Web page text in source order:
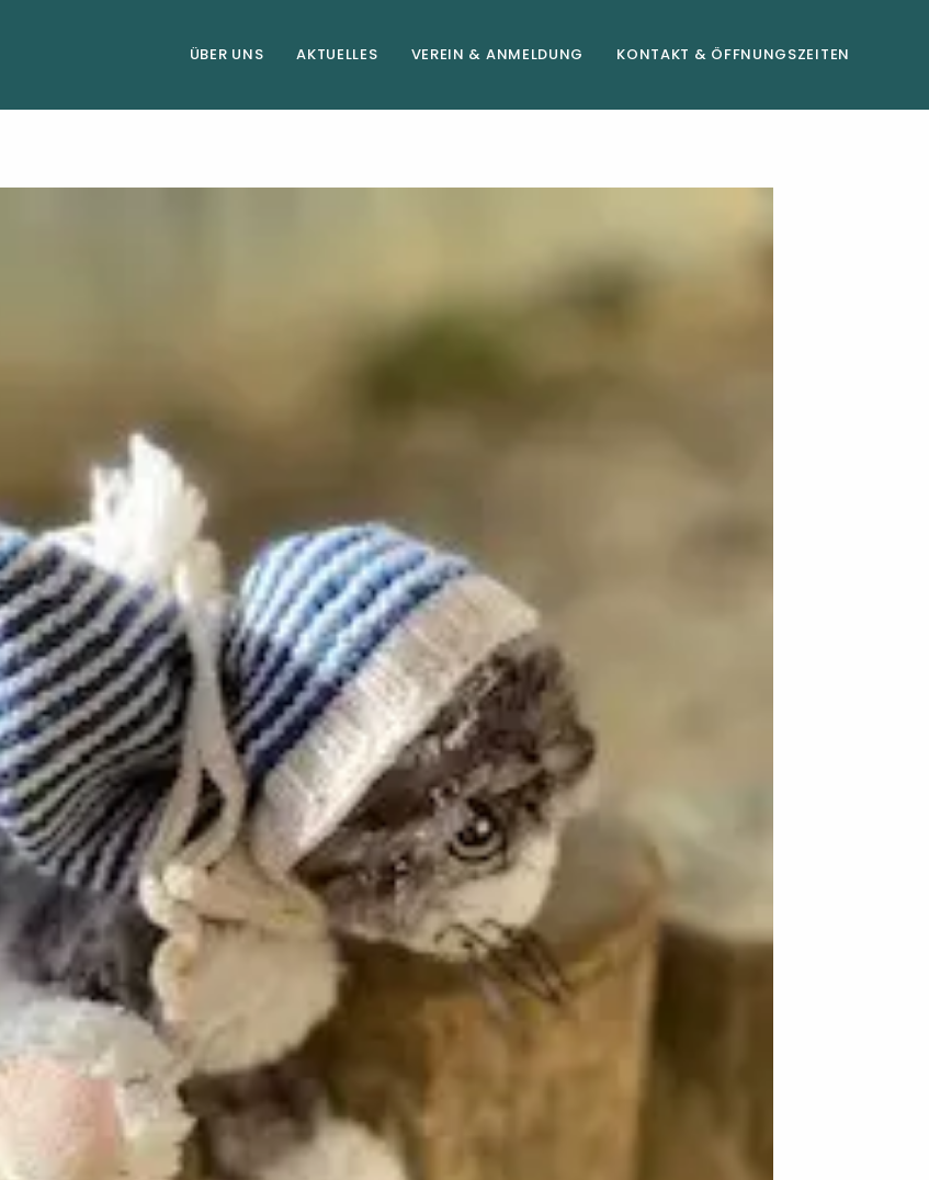
ÜBER UNS AKTUELLES VEREIN & ANMELDUNG KONTAKT & ÖFFNUNGSZEITEN